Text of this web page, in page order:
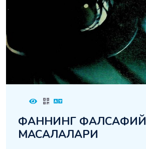
ФАННИНГ ФАЛСАФИЙ
МАСАЛАЛАРИ